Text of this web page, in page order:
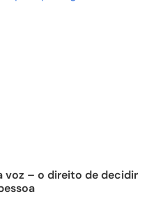
voz – o direito de decidir